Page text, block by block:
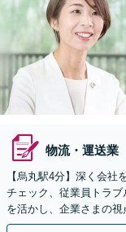
物流・運送業
【烏丸駅4分】深く会社
チェック、従業員トラ
を活かし、企業さまの
す。【初回相談無料】【